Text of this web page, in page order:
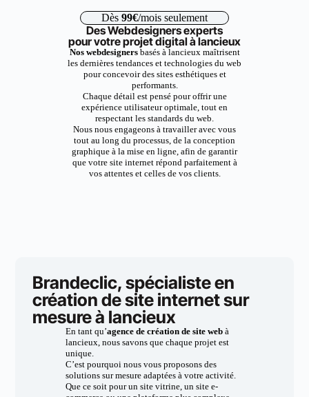
Dès 99€/mois seulement
Des Webdesigners experts
pour votre projet digital à lancieux
Nos webdesignersbasés à lancieux maîtrisent
les dernières tendances et technologies du web
pour concevoir des sites esthétiques et
performants.
Chaque détail est pensé pour offrir une
expérience utilisateur optimale, tout en
respectant les standards du web.
Nous nous engageons à travailler avec vous
tout au long du processus, de la conception
graphique à la mise en ligne, afin de garantir
que votre site internet répond parfaitement à
vos attentes et celles de vos clients.
Brandeclic, spécialiste en
création de site internet sur
mesure à lancieux
En tant qu’agence de création de site webà
lancieux, nous savons que chaque projet est
unique.
C’est pourquoi nous vous proposons des
solutions sur mesure adaptées à votre activité.
Que ce soit pour un site vitrine, un site e-